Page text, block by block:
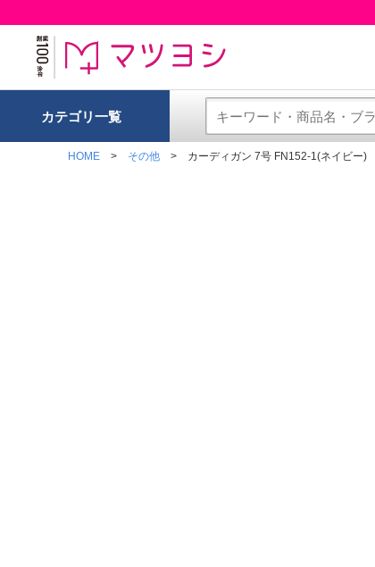
カテゴリ一覧
HOME その他 カーディガン 7号 FN152-1(ネイビー)